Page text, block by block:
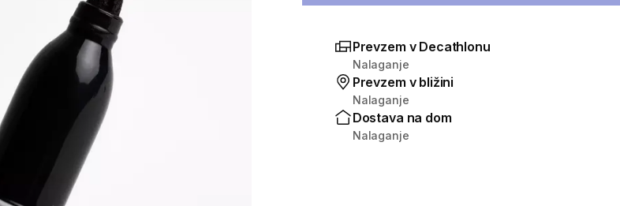
Prevzem v Decathlonu
Nalaganje
Prevzem v bližini
Nalaganje
Dostava na dom
Nalaganje